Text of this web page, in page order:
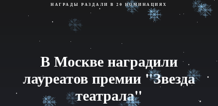
НАГРАДЫ РАЗДАЛИ В 20 НОМИНАЦИЯХ
В Москве наградили
лауреатов премии "Звезда
театрала"